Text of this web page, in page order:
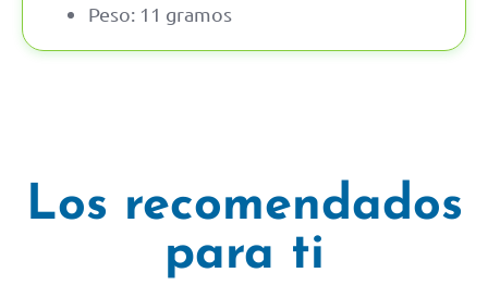
Peso: 11 gramos
Los recomendados
para ti